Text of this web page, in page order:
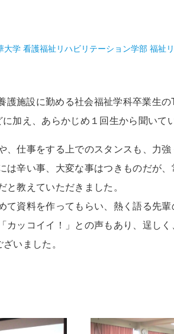
大学 看護福祉リハビリテーション学部 福祉
護施設に勤める社会福祉学科卒業生
加え、あらかじめ１回生から聞いて
、仕事をする上でのスタンスも、力強
は辛い事、大変な事はつきものだが
と教えていただきました。
て資料を作ってもらい、熱く語る先
カッコイイ！」との声もあり、逞し
いました。